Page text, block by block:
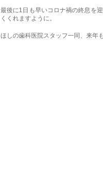
最後に1日も早いコロナ禍の終息を
くくれますように。
ほしの歯科医院スタッフ一同、来年